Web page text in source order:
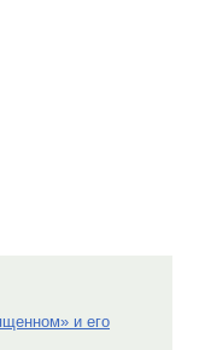
и его